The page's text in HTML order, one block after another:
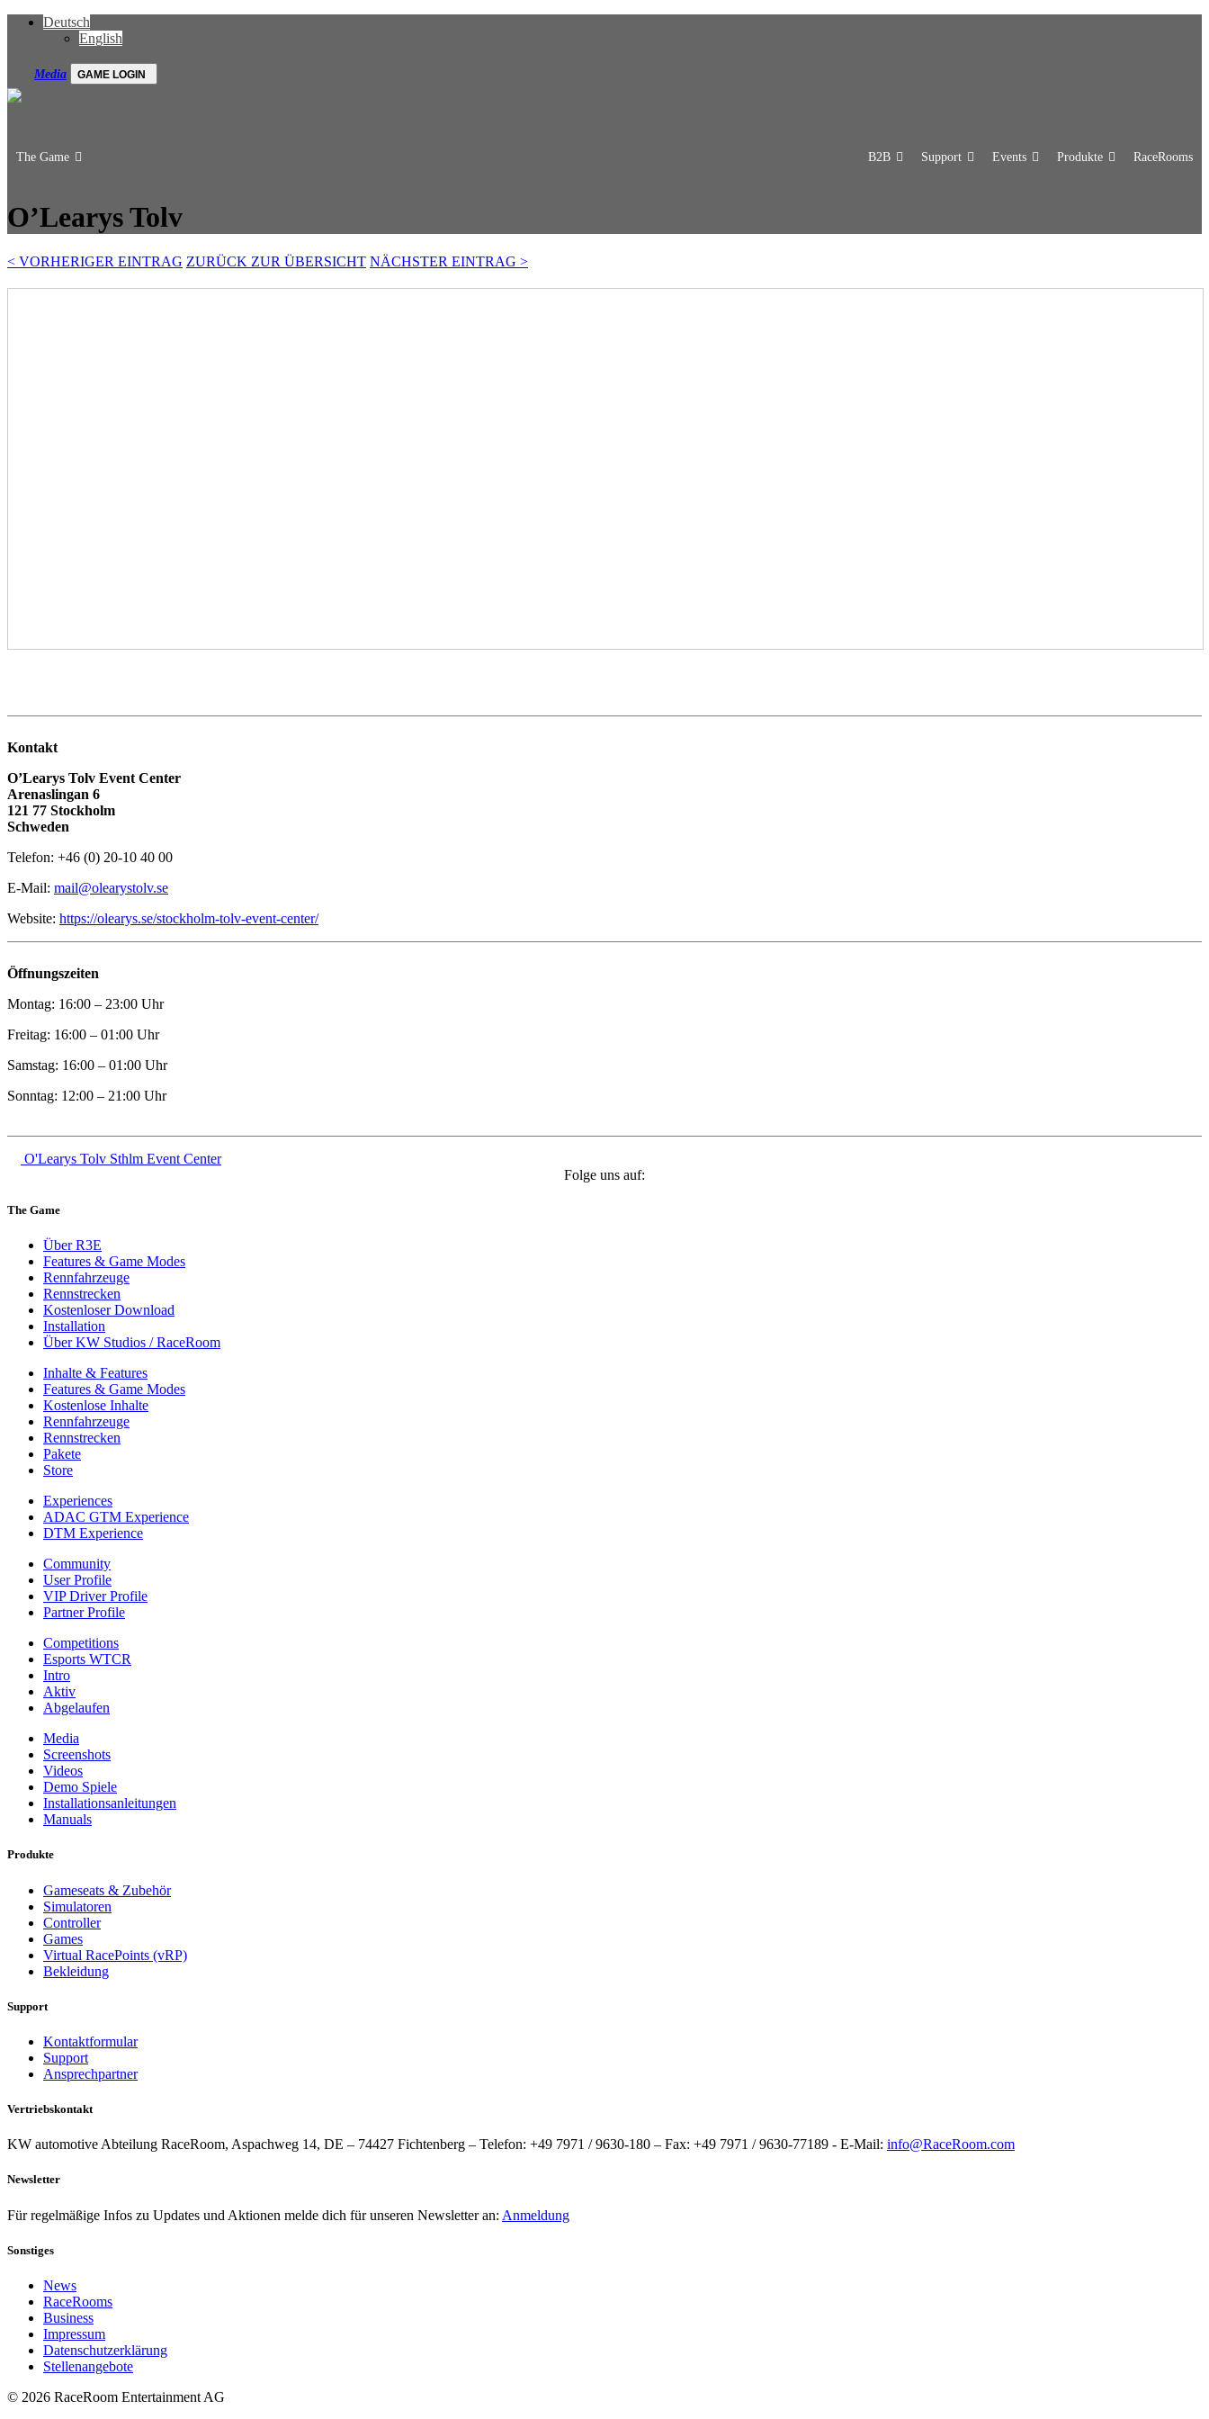
Deutsch
English
Media GAME LOGIN
The Game RaceRooms
Produkte
Events
Support
B2B
O’Learys Tolv
< VORHERIGER EINTRAG ZURÜCK ZUR ÜBERSICHT NÄCHSTER EINTRAG >
Kontakt
O’Learys Tolv Event Center
Arenaslingan 6
121 77 Stockholm
Schweden
Telefon: +46 (0) 20-10 40 00
E-Mail: mail@olearystolv.se
Website: https://olearys.se/stockholm-tolv-event-center/
Öffnungszeiten
Montag: 16:00 – 23:00 Uhr
Freitag: 16:00 – 01:00 Uhr
Samstag: 16:00 – 01:00 Uhr
Sonntag: 12:00 – 21:00 Uhr
O'Learys Tolv Sthlm Event Center
Folge uns auf:
The Game
Über R3E
Features & Game Modes
Rennfahrzeuge
Rennstrecken
Kostenloser Download
Installation
Über KW Studios / RaceRoom
Inhalte & Features
Features & Game Modes
Kostenlose Inhalte
Rennfahrzeuge
Rennstrecken
Pakete
Store
Experiences
ADAC GTM Experience
DTM Experience
Community
User Profile
VIP Driver Profile
Partner Profile
Competitions
Esports WTCR
Intro
Aktiv
Abgelaufen
Media
Screenshots
Videos
Demo Spiele
Installationsanleitungen
Manuals
Produkte
Gameseats & Zubehör
Simulatoren
Controller
Games
Virtual RacePoints (vRP)
Bekleidung
Support
Kontaktformular
Support
Ansprechpartner
Vertriebskontakt
KW automotive Abteilung RaceRoom, Aspachweg 14, DE – 74427 Fichtenberg – Telefon: +49 7971 / 9630-180 – Fax: +49 7971 / 9630-77189 - E-Mail: info@RaceRoom.com
Newsletter
Für regelmäßige Infos zu Updates und Aktionen melde dich für unseren Newsletter an: Anmeldung
Sonstiges
News
RaceRooms
Business
Impressum
Datenschutzerklärung
Stellenangebote
© 2026 RaceRoom Entertainment AG